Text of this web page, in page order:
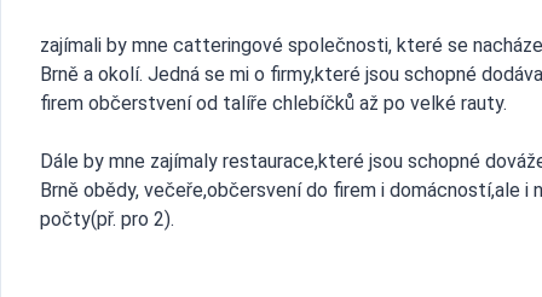
zajímali by mne catteringové společnosti, které se
Brně a okolí. Jedná se mi o firmy,které jsou schopné
firem občerstvení od talíře chlebíčků až po velké rauty.
Dále by mne zajímaly restaurace,které jsou schopné
Brně obědy, večeře,občersvení do firem i domácností,ale i
počty(př. pro 2).